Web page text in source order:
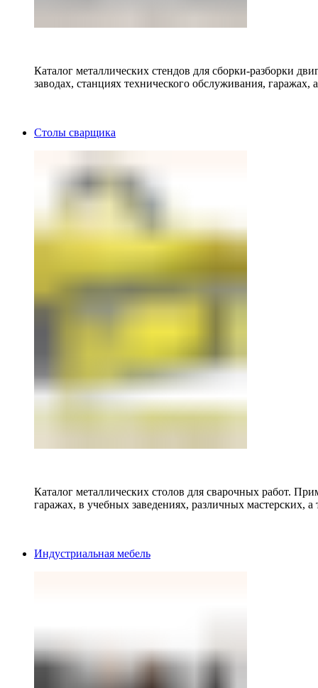
Каталог металлических стендов для сборки-разборки
заводах, станциях технического обслуживания, гаражах,
Столы сварщика
Каталог металлических столов для сварочных работ.
гаражах, в учебных заведениях, различных мастерских, а
Индустриальная мебель